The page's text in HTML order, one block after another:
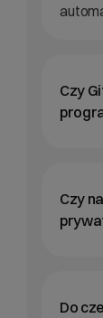
Czy
Czy
Do